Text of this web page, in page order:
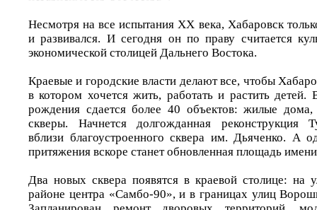
Несмотря на все испытания XX века, Хабаровск
и развивался. И сегодня он по праву считается
экономической столицей Дальнего Востока.
Краевые и городские власти делают все, чтобы
в котором хочется жить, работать и растить
рождения сдается более 40 объектов: жилые
скверы. Начнется долгожданная реконструкция
вблизи благоустроенного сквера им. Дьяченко. А
притяжения вскоре станет обновленная площадь
Два новых сквера появятся в краевой столице: на
районе центра «Самбо-90», и в границах улиц